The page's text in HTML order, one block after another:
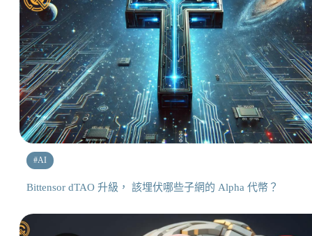
#AI
Bittensor dTAO 升級， 該埋伏哪些子網的 Alpha 代幣？